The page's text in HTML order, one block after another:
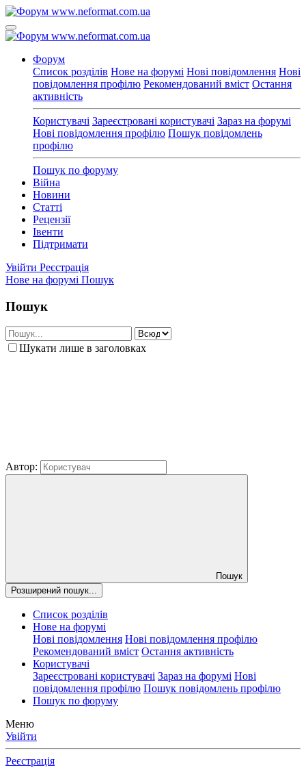
Форум
Список розділів Нове на форумі Нові повідомлення Нові
повідомлення профілю Рекомендований вміст Остання
активність
Користувачі Зареєстровані користувачі Зараз на форумі
Нові повідомлення профілю Пошук повідомлень
профілю
Пошук по форуму
Війна
Новини
Статті
Рецензії
Івенти
Підтримати
Увійти Реєстрація
Нове на форумі Пошук
Пошук
Шукати лише в заголовках
Автор:
Пошук
Розширений пошук...
Список розділів
Нове на форумі
Нові повідомлення Нові повідомлення профілю
Рекомендований вміст Остання активність
Користувачі
Зареєстровані користувачі Зараз на форумі Нові
повідомлення профілю Пошук повідомлень профілю
Пошук по форуму
Меню
Увійти
Реєстрація